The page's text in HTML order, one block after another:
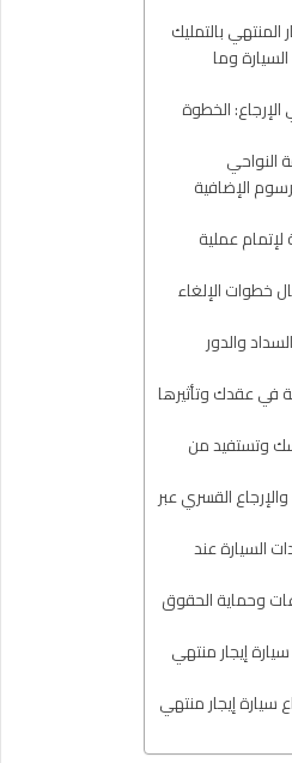
بالتمليك
وما
الإرجاع: الخطوة
النواحي
الإضافية
لإتمام عملية
خطوات الإلغاء
والدور
في عقدك وتأثيرها
وتستفيد من
القسري عبر
السيارة عند
وحماية الحقوق
إيجار منتهي
إيجار منتهي